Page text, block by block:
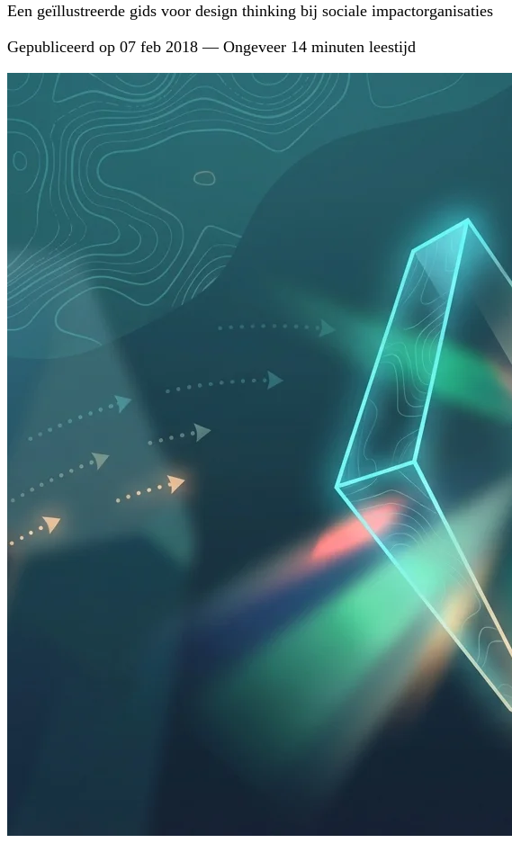
Een geïllustreerde gids voor design thinking bij sociale impactorganisaties
Gepubliceerd op 07 feb 2018 —Ongeveer 14 minuten leestijd